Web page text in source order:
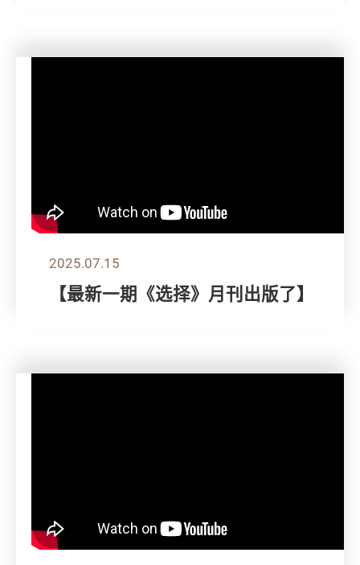
2025.07.15
【最新一期《选择》月刊出版了】